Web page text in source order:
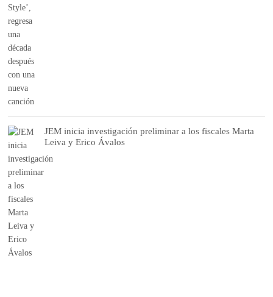
JEM inicia investigación preliminar a los fiscales Marta
Leiva y Erico Ávalos